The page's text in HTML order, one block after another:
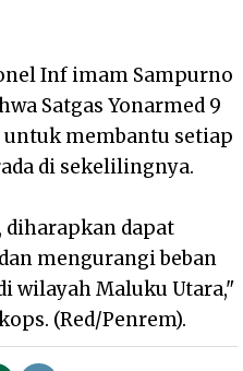
Inf imam Sampurno
Satgas Yonarmed 9
membantu setiap
di sekelilingnya.
diharapkan dapat
mengurangi beban
wilayah Maluku Utara,"
(Red/Penrem).